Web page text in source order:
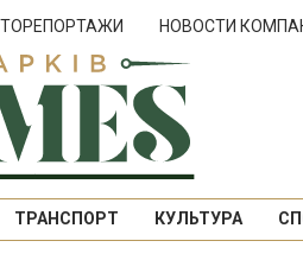
НОВОСТИ
ТРАНСПОРТ КУЛЬТУРА